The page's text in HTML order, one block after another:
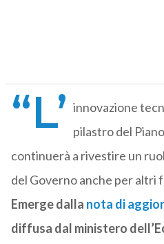
“L’ innovazione
pilastro del
continuerà a rivestire un
del Governo anche per altri
Emerge dalla nota di
diffusa dal ministero